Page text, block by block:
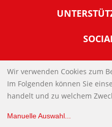
Warum
Tipps zur Nutzung
Banner und
Werden Sie
Wir verwenden Cookies zum
Im Folgenden können Sie
handelt und zu welchem
Manuelle Auswahl...